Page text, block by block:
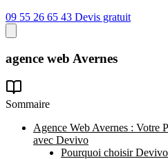
09 55 26 65 43 Devis gratuit
agence web Avernes
Sommaire
Agence Web Avernes : Votre
avec Devivo
Pourquoi choisir